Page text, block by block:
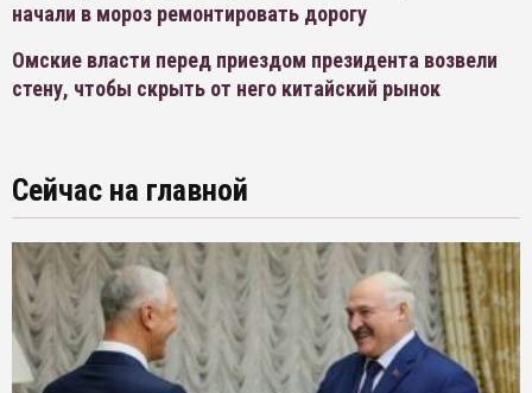
начали в мороз ремонтировать дорогу
Омские власти перед приездом президента возвели
стену, чтобы скрыть от него китайский рынок
Сейчас на главной